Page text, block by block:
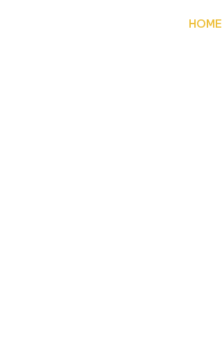
HOME